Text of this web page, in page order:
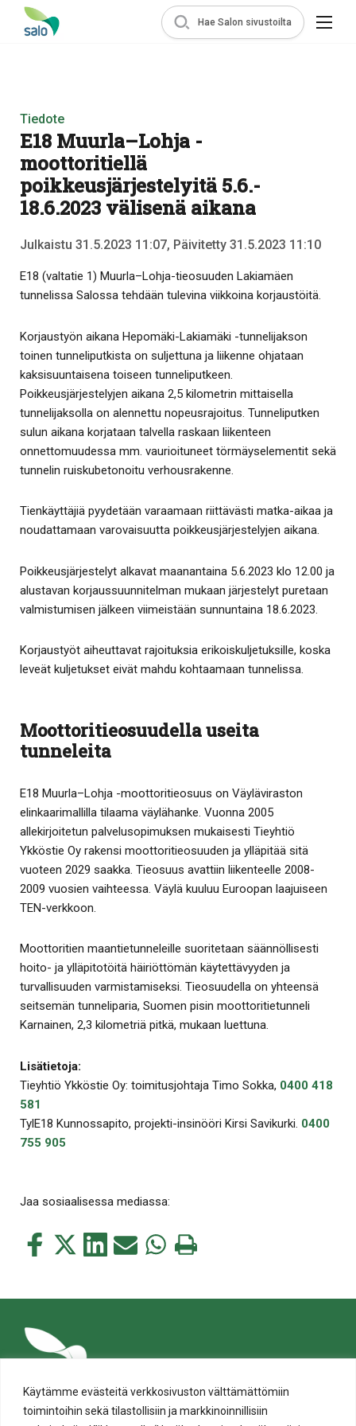
Käytämme evästeitä verkkosivuston välttämättömiin
toimintoihin sekä tilastollisiin ja markkinoinnillisiin
Hae Salon sivustoilta
Tiedote
E18 Muurla–Lohja -
moottoritiellä
poikkeusjärjestelyitä 5.6.-
18.6.2023 välisenä aikana
Julkaistu 31.5.2023 11:07, Päivitetty 31.5.2023 11:10
E18 (valtatie 1) Muurla–Lohja-tieosuuden Lakiamäen
tunnelissa Salossa tehdään tulevina viikkoina korjaustöitä.
Korjaustyön aikana Hepomäki-Lakiamäki -tunnelijakson
toinen tunneliputkista on suljettuna ja liikenne ohjataan
kaksisuuntaisena toiseen tunneliputkeen.
Poikkeusjärjestelyjen aikana 2,5 kilometrin mittaisella
tunnelijaksolla on alennettu nopeusrajoitus. Tunneliputken
sulun aikana korjataan talvella raskaan liikenteen
onnettomuudessa mm. vaurioituneet törmäyselementit sekä
tunnelin ruiskubetonoitu verhousrakenne.
Tienkäyttäjiä pyydetään varaamaan riittävästi matka-aikaa ja
noudattamaan varovaisuutta poikkeusjärjestelyjen aikana.
Poikkeusjärjestelyt alkavat maanantaina 5.6.2023 klo 12.00 ja
alustavan korjaussuunnitelman mukaan järjestelyt puretaan
valmistumisen jälkeen viimeistään sunnuntaina 18.6.2023.
Korjaustyöt aiheuttavat rajoituksia erikoiskuljetuksille, koska
leveät kuljetukset eivät mahdu kohtaamaan tunnelissa.
Moottoritieosuudella useita
tunneleita
E18 Muurla–Lohja -moottoritieosuus on Väyläviraston
elinkaarimallilla tilaama väylähanke. Vuonna 2005
allekirjoitetun palvelusopimuksen mukaisesti Tieyhtiö
Ykköstie Oy rakensi moottoritieosuuden ja ylläpitää sitä
vuoteen 2029 saakka. Tieosuus avattiin liikenteelle 2008-
2009 vuosien vaihteessa. Väylä kuuluu Euroopan laajuiseen
TEN-verkkoon.
Moottoritien maantietunneleille suoritetaan säännöllisesti
hoito- ja ylläpitotöitä häiriöttömän käytettävyyden ja
turvallisuuden varmistamiseksi. Tieosuudella on yhteensä
seitsemän tunneliparia, Suomen pisin moottoritietunneli
Karnainen, 2,3 kilometriä pitkä, mukaan luettuna.
Lisätietoja:
Tieyhtiö Ykköstie Oy: toimitusjohtaja Timo Sokka, 0400 418
581
TylE18 Kunnossapito, projekti-insinööri Kirsi Savikurki. 0400
755 905
Jaa sosiaalisessa mediassa:
Jaa
Jaa
Jaa Jaa Jaa Tulosta